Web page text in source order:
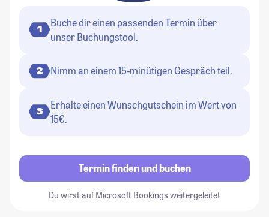
1
Buche dir einen passenden Termin über
unser Buchungstool.
2 Nimm an einem 15-minütigen Gespräch teil.
3
Erhalte einen Wunschgutschein im Wert von
15€.
Termin finden und buchen
Du wirst auf Microsoft Bookings weitergeleitet